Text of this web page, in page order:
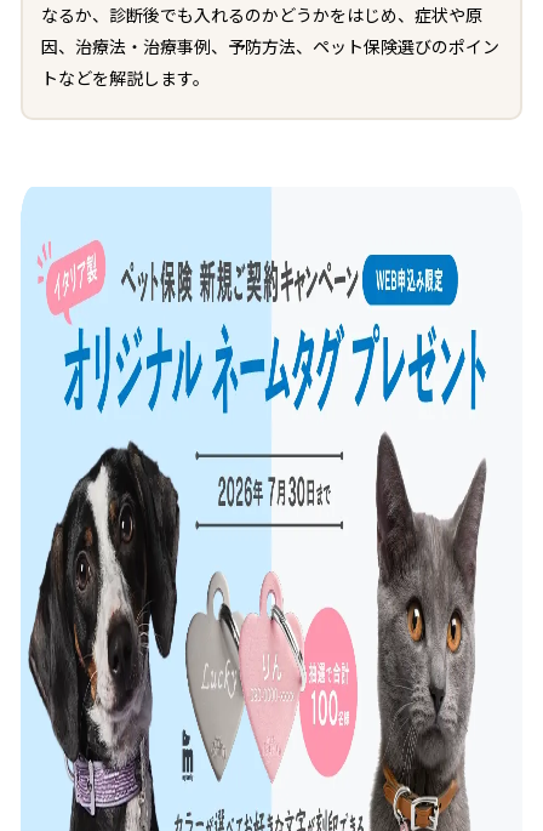
なるか、診断後でも入れるのかどうかをはじめ、症状や原
因、治療法・治療事例、予防方法、ペット保険選びのポイン
トなどを解説します。